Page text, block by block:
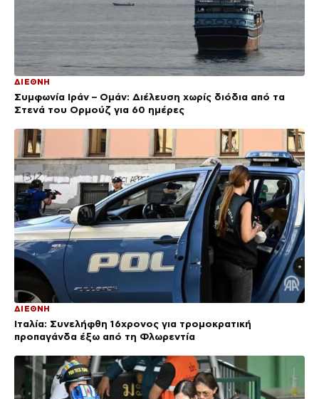
ΔΙΕΘΝΗ
Συμφωνία Ιράν – Ομάν: Διέλευση χωρίς διόδια από τα
Στενά του Ορμούζ για 60 ημέρες
ΔΙΕΘΝΗ
Ιταλία: Συνελήφθη 16χρονος για τρομοκρατική
προπαγάνδα έξω από τη Φλωρεντία